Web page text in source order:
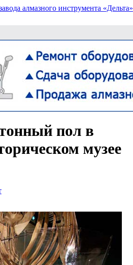
алмазного инструмента «Дельта»
пол в
музее